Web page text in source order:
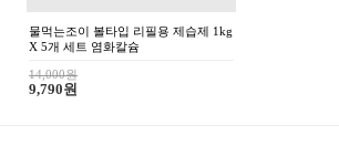
조이수 3차 정제수 증류수 200리터 지
기 냉각수